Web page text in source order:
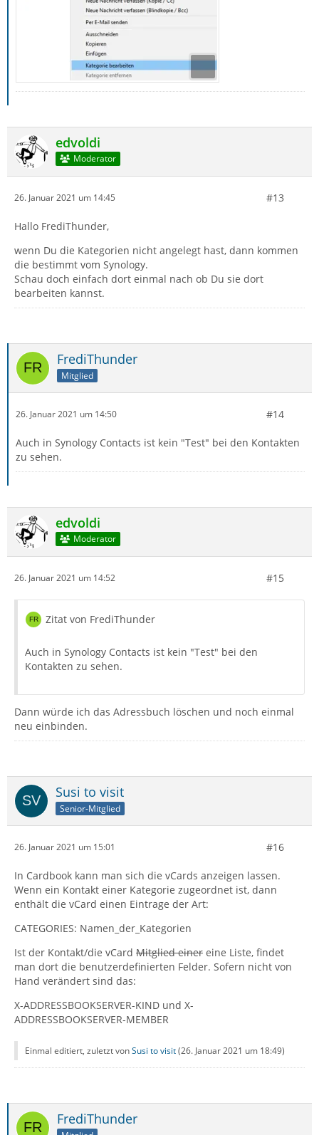
edvoldi
Moderator
26. Januar 2021 um 14:45 #13
Hallo FrediThunder,
wenn Du die Kategorien nicht angelegt hast, dann kommen
die bestimmt vom Synology.
Schau doch einfach dort einmal nach ob Du sie dort
bearbeiten kannst.
FrediThunder
Mitglied
26. Januar 2021 um 14:50 #14
Auch in Synology Contacts ist kein "Test" bei den Kontakten
zu sehen.
edvoldi
Moderator
26. Januar 2021 um 14:52 #15
Zitat von FrediThunder
Auch in Synology Contacts ist kein "Test" bei den
Kontakten zu sehen.
Dann würde ich das Adressbuch löschen und noch einmal
neu einbinden.
Susi to visit
Senior-Mitglied
26. Januar 2021 um 15:01 #16
In Cardbook kann man sich die vCards anzeigen lassen.
Wenn ein Kontakt einer Kategorie zugeordnet ist, dann
enthält die vCard einen Eintrage der Art:
CATEGORIES: Namen_der_Kategorien
Ist der Kontakt/die vCard Mitglied einer eine Liste, findet
man dort die benutzerdefinierten Felder. Sofern nicht von
Hand verändert sind das:
X-ADDRESSBOOKSERVER-KIND und X-
ADDRESSBOOKSERVER-MEMBER
Einmal editiert, zuletzt vonSusi to visit(26. Januar 2021 um 18:49)
FrediThunder